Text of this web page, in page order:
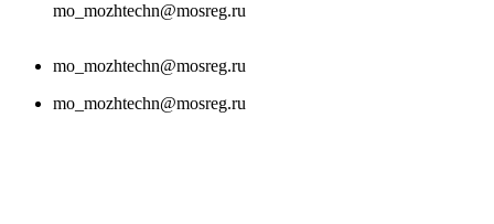
mo_mozhtechn@mosreg.ru
mo_mozhtechn@mosreg.ru
mo_mozhtechn@mosreg.ru